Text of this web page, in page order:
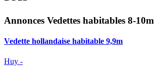
Annonces Vedettes habitables 8-10m
Vedette hollandaise habitable 9,9m
Huy -